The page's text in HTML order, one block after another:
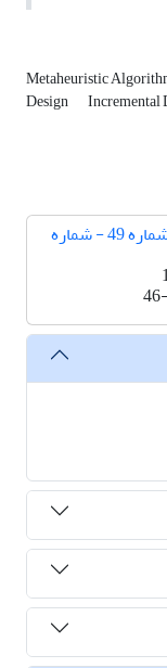
Metaheuristic
Design Incremental
دوره 19، شماره 49 - شماره